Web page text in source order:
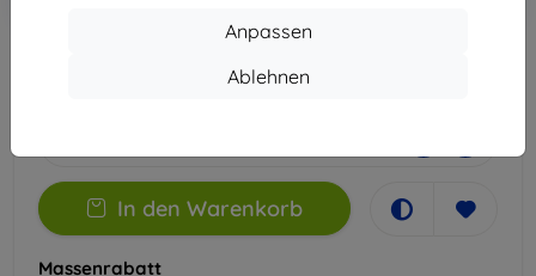
Anpassen
Ablehnen
In den Warenkorb
Massenrabatt